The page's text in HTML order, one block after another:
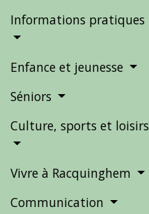
Informations pratiques
Enfance et jeunesse
Séniors
Culture, sports et loisirs
Vivre à Racquinghem
Communication